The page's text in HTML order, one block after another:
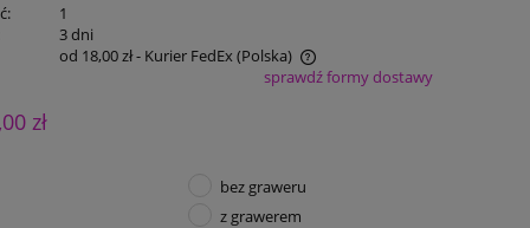
1
3 dni
od 18,00 zł- Kurier FedEx (Polska)
sprawdź formy dostawy
zł
bez graweru
z grawerem